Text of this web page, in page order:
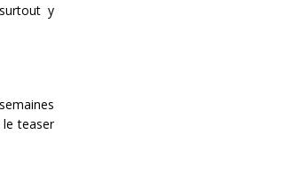
y
le teaser